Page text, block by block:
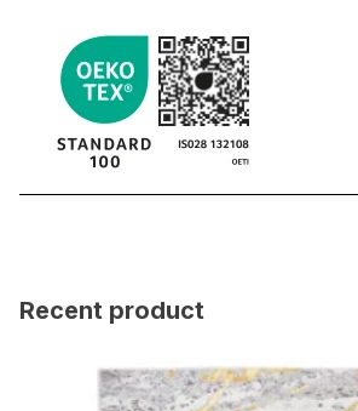
Recent product